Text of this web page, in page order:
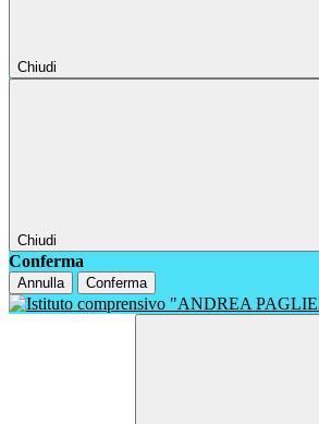
Chiudi
Chiudi
Conferma
Annulla Conferma